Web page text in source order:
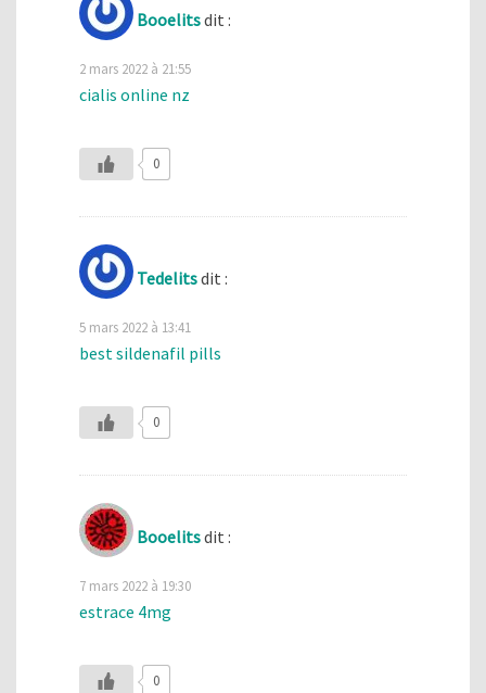
Booelitsdit :
2 mars 2022 à 21:55
cialis online nz
0
Tedelitsdit :
5 mars 2022 à 13:41
best sildenafil pills
0
Booelitsdit :
7 mars 2022 à 19:30
estrace 4mg
0